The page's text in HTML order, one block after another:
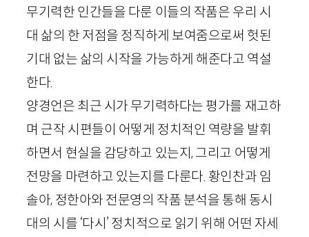
무기력한 인간들을 다룬 이들의 작품은 우리 시
대 삶의 한 저점을 정직하게 보여줌으로써 헛된
기대 없는 삶의 시작을 가능하게 해준다고 역설
한다.
양경언은 최근 시가 무기력하다는 평가를 재고하
며 근작 시편들이 어떻게 정치적인 역량을 발휘
하면서 현실을 감당하고 있는지, 그리고 어떻게
전망을 마련하고 있는지를 다룬다. 황인찬과 임
솔아, 정한아와 전문영의 작품 분석을 통해 동시
대의 시를 ‘다시’ 정치적으로 읽기 위해 어떤 자세